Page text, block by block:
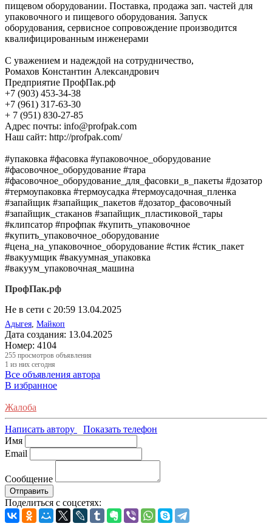
пищевом оборудовании. Поставка, продажа зап. частей для
упаковочного и пищевого оборудования. Запуск
оборудования, сервисное сопровождение производится
квалифицированным инженерами
С уважением и надеждой на сотрудничество,
Ромахов Константин Александрович
Предприятие ПрофПак.рф
+7 (903) 453-34-38
+7 (961) 317-63-30
+ 7 (951) 830-27-85
Адрес почты: info@profpak.com
Наш сайт: http://profpak.com/
#упаковка #фасовка #упаковочное_оборудование
#фасовочное_оборудование #тара
#фасовочное_оборудование_для_фасовки_в_пакеты #дозатор
#термоупаковка #термоусадка #термоусадочная_пленка
#запайщик #запайщик_пакетов #дозатор_фасовочный
#запайщик_стаканов #запайщик_пластиковой_тары
#клипсатор #профпак #купить_упаковочное
#купить_упаковочное_оборудование
#цена_на_упаковочное_оборудование #стик #стик_пакет
#вакуумщик #вакуумная_упаковка
#вакуум_упаковочная_машина
ПрофПак.рф
Не в сети с 20:59 13.04.2025
Адыгея Майкоп
Дата создания: 13.04.2025
Номер: 4104
255 просмотров объявления
1 из них сегодня
Все объявления автора
В избранное
Жалоба
Написать автору
Показать телефон
Имя
Email
Сообщение
Отправить
Поделиться с соцсетях: